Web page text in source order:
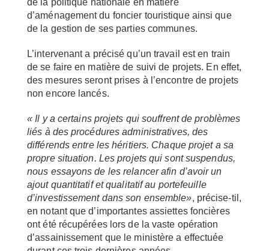
de la politique nationale en matière
d’aménagement du foncier touristique ainsi que
de la gestion de ses parties communes.
L’intervenant a précisé qu’un travail est en train
de se faire en matière de suivi de projets. En effet,
des mesures seront prises à l’encontre de projets
non encore lancés.
« Il y a certains projets qui souffrent de problèmes
liés à des procédures administratives, des
différends entre les héritiers. Chaque projet a sa
propre situation. Les projets qui sont suspendus,
nous essayons de les relancer afin d’avoir un
ajout quantitatif et qualitatif au portefeuille
d’investissement dans son ensemble», précise-til,
en notant que d’importantes assiettes foncières
ont été récupérées lors de la vaste opération
d’assainissement que le ministère a effectuée